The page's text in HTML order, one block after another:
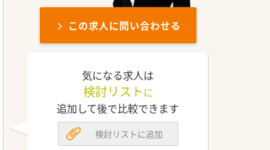
この求人に問い合わせる
気になる求人は
検討リスト に
追加して後で比較できます
検討リストに追加